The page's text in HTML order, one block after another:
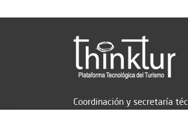
Coordinación y secretaría